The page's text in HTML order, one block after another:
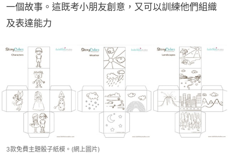
一個故事。這既考小朋友創意，又可以訓練他們組織
及表達能力
3款免費主題骰子紙模。(網上圖片)